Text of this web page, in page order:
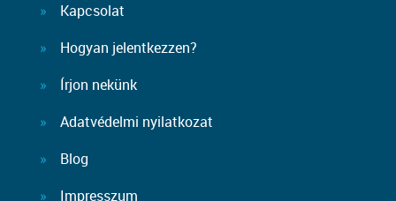
Kapcsolat
Hogyan jelentkezzen?
Írjon nekünk
Adatvédelmi nyilatkozat
Blog
Impresszum